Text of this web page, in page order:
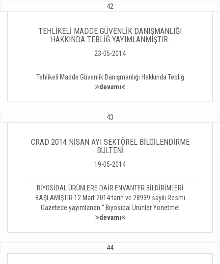
42
TEHLİKELİ MADDE GÜVENLİK DANIŞMANLIĞI
HAKKINDA TEBLİĞ YAYIMLANMIŞTIR.
23-05-2014
Tehlikeli Madde Güvenlik Danışmanlığı Hakkında Tebliğ
devamı
43
CRAD 2014 NİSAN AYI SEKTÖREL BİLGİLENDİRME
BÜLTENİ
19-05-2014
BİYOSİDAL ÜRÜNLERE DAİR ENVANTER BİLDİRİMLERİ
BAŞLAMIŞTIR.12 Mart 2014 tarih ve 28939 sayılı Resmi
Gazetede yayımlanan '' Biyosidal Ürünler Yönetmel
devamı
44